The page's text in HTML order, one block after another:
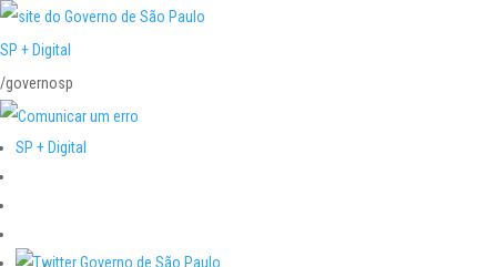
SP + Digital
/governosp
SP + Digital